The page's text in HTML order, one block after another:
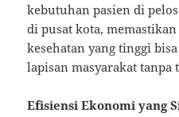
kebutuhan pasien di
di pusat kota,
kesehatan yang tinggi
lapisan masyarakat tanpa
Efisiensi Ekonomi yang